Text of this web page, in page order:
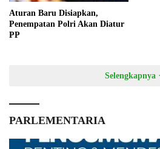
Aturan Baru Disiapkan,
Penempatan Polri Akan Diatur
PP
Selengkapnya
PARLEMENTARIA